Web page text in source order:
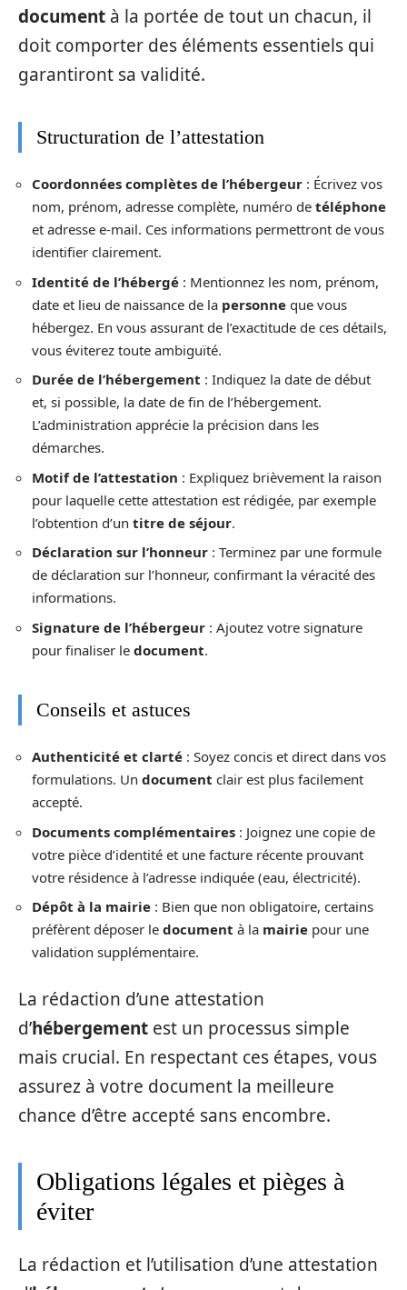
document à la portée de tout un chacun, il
doit comporter des éléments essentiels qui
garantiront sa validité.
Structuration de l’attestation
Coordonnées complètes de l’hébergeur : Écrivez vos
nom, prénom, adresse complète, numéro de téléphone
et adresse e-mail. Ces informations permettront de vous
identifier clairement.
Identité de l’hébergé : Mentionnez les nom, prénom,
date et lieu de naissance de la personne que vous
hébergez. En vous assurant de l’exactitude de ces détails,
vous éviterez toute ambiguïté.
Durée de l’hébergement : Indiquez la date de début
et, si possible, la date de fin de l’hébergement.
L’administration apprécie la précision dans les
démarches.
Motif de l’attestation : Expliquez brièvement la raison
pour laquelle cette attestation est rédigée, par exemple
l’obtention d’un titre de séjour.
Déclaration sur l’honneur : Terminez par une formule
de déclaration sur l’honneur, confirmant la véracité des
informations.
Signature de l’hébergeur : Ajoutez votre signature
pour finaliser le document.
Conseils et astuces
Authenticité et clarté : Soyez concis et direct dans vos
formulations. Un document clair est plus facilement
accepté.
Documents complémentaires : Joignez une copie de
votre pièce d’identité et une facture récente prouvant
votre résidence à l’adresse indiquée (eau, électricité).
Dépôt à la mairie : Bien que non obligatoire, certains
préfèrent déposer le document à la mairie pour une
validation supplémentaire.
La rédaction d’une attestation
d’hébergement est un processus simple
mais crucial. En respectant ces étapes, vous
assurez à votre document la meilleure
chance d’être accepté sans encombre.
Obligations légales et pièges à
éviter
La rédaction et l’utilisation d’une attestation